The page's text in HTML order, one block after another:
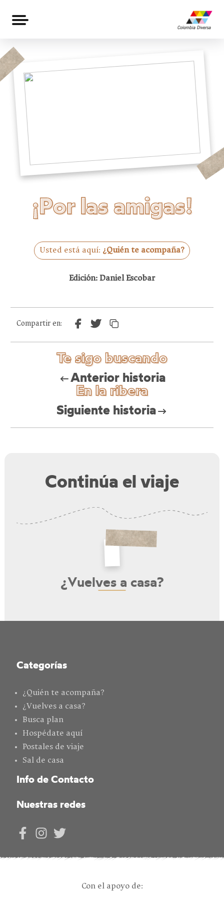
¡Por las amigas!
Usted está aquí: ¿Quién te acompaña?
Edición: Daniel Escobar
Compartir en:
Te sigo buscando
Anterior historia
En la ribera
Siguiente historia
Continúa el viaje
¿Vuelves a casa?
Categorías
¿Quién te acompaña?
¿Vuelves a casa?
Busca plan
Hospédate aquí
Postales de viaje
Sal de casa
Info de Contacto
Nuestras redes
Con el apoyo de: